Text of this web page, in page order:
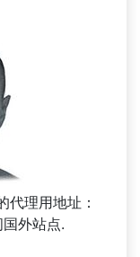
代理用地址：
外站点.